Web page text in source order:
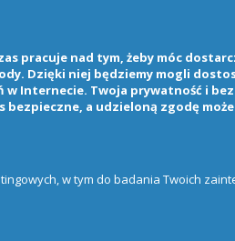
pracuje nad tym, żeby móc
Dzięki niej będziemy mogli
Internecie. Twoja prywatność i
a udzieloną zgodę
w tym do badania Twoich